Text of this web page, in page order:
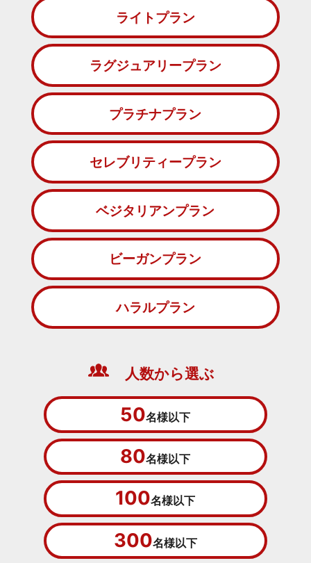
ライトプラン
ラグジュアリープラン
プラチナプラン
セレブリティープラン
ベジタリアンプラン
ビーガンプラン
ハラルプラン
人数から選ぶ
50名様以下
80名様以下
100名様以下
300名様以下